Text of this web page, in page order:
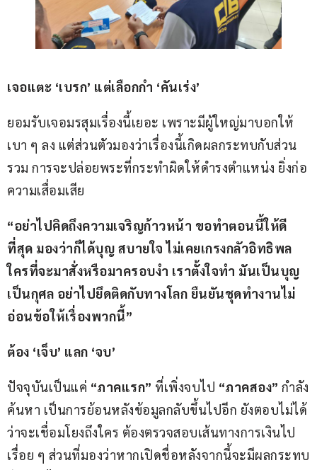
เจอแตะ ‘เบรก’ แต่เลือกกำ ‘คันเร่ง’
ยอมรับเจอมรสุมเรื่องนี้เยอะ เพราะมีผู้ใหญ่มาบอกให้
เบา ๆ ลง แต่ส่วนตัวมองว่าเรื่องนี้เกิดผลกระทบกับส่วน
รวม การจะปล่อยพระที่กระทำผิดให้ดำรงตำแหน่ง ยิ่งก่อ
ความเสื่อมเสีย
“อย่าไปคิดถึงความเจริญก้าวหน้า ขอทำตอนนี้ให้ดี
ที่สุด มองว่าก็ได้บุญ สบายใจ ไม่เคยเกรงกลัวอิทธิพล
ใครที่จะมาสั่งหรือมาครอบงำ เราตั้งใจทำ มันเป็นบุญ
เป็นกุศล อย่าไปยึดติดกับทางโลก ยืนยันชุดทำงานไม่
อ่อนข้อให้เรื่องพวกนี้”
ต้อง ‘เจ็บ’ แลก ‘จบ’
ปัจจุบันเป็นแค่ “ภาคแรก” ที่เพิ่งจบไป “ภาคสอง” กำลัง
ค้นหา เป็นการย้อนหลังข้อมูลกลับขึ้นไปอีก ยังตอบไม่ได้
ว่าจะเชื่อมโยงถึงใคร ต้องตรวจสอบเส้นทางการเงินไป
เรื่อย ๆ ส่วนที่มองว่าหากเปิดชื่อหลังจากนี้จะมีผลกระทบ